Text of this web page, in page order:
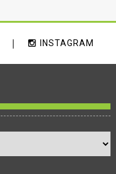
INSTAGRAM